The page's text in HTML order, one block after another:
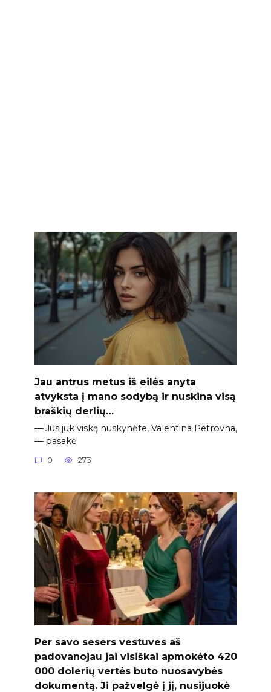
Jau antrus metus iš eilės anyta
atvyksta į mano sodybą ir nuskina visą
braškių derlių…
— Jūs juk viską nuskynėte, Valentina Petrovna,
— pasakė
0 273
Per savo sesers vestuves aš
padovanojau jai visiškai apmokėto 420
000 dolerių vertės buto nuosavybės
dokumentą. Ji pažvelgė į jį, nusijuokė